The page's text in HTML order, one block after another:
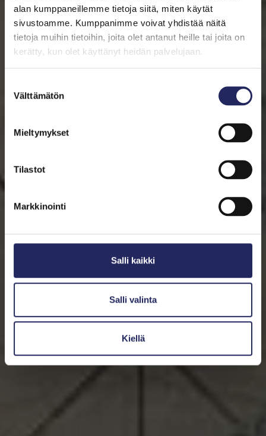
alan kumppaneillemme tietoja siitä, miten käytät
sivustoamme. Kumppanimme voivat yhdistää näitä
tietoja muihin tietoihin, joita olet antanut heille tai joita on
kerätty, kun olet käyttänyt heidän palvelujaan.
valinta
Välttämätön
Mieltymykset
Tilastot
Markkinointi
Salli kaikki
Salli valinta
Kiellä